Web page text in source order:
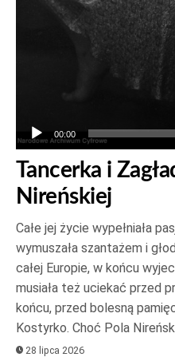
00:00
Tancerka i
Nireńskiej
Całe jej życie wypełniała
wymuszała szantażem i
całej Europie, w końcu
musiała też uciekać przed
końcu, przed bolesną
Kostyrko. Choć Pola
28 lipca 2026